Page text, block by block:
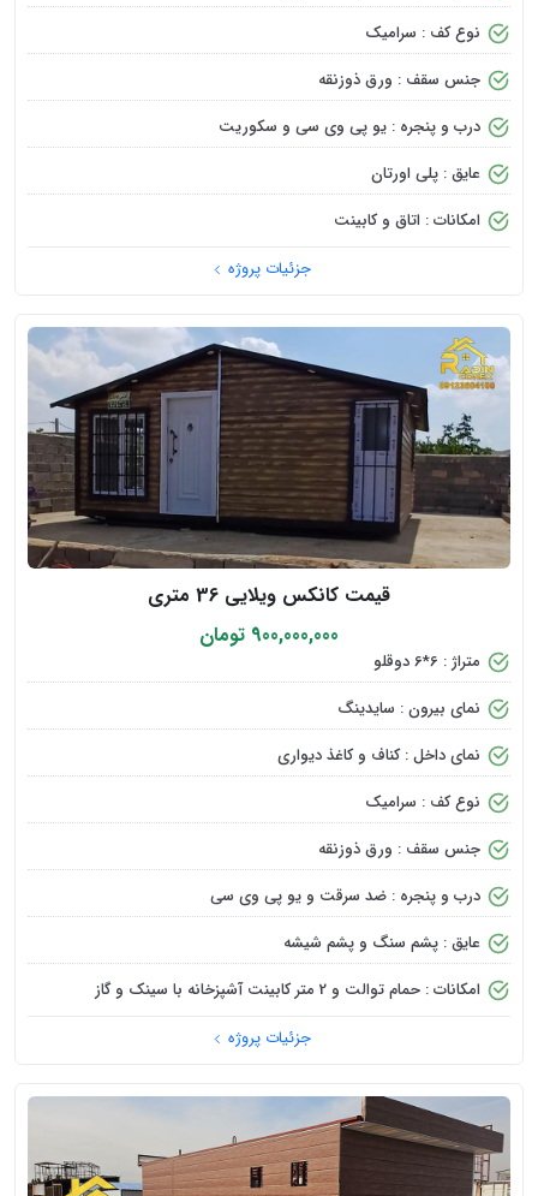
نوع کف : سرامیک
جنس سقف : ورق ذوزنقه
درب و پنجره : یو پی وی سی و سکوریت
عایق : پلی اورتان
امکانات : اتاق و کابینت
جزئیات پروژه
قیمت کانکس ویلایی 36 متری
900,000,000 تومان
متراژ : 6*6 دوقلو
نمای بیرون : سایدینگ
نمای داخل : کناف و کاغذ دیواری
نوع کف : سرامیک
جنس سقف : ورق ذوزنقه
درب و پنجره : ضد سرقت و یو پی وی سی
عایق : پشم سنگ و پشم شیشه
امکانات : حمام توالت و 2 متر کابینت آشپزخانه با سینک و گاز
جزئیات پروژه